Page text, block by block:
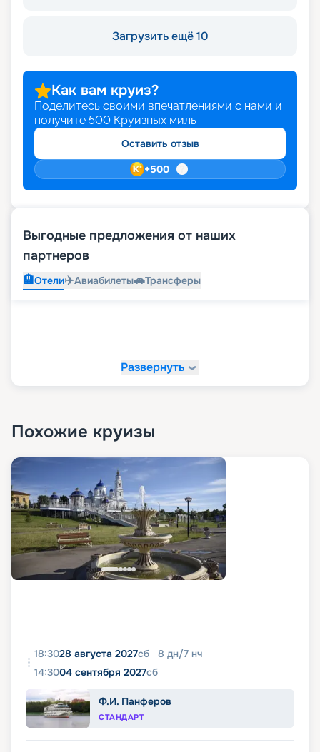
Загрузить ещё 10
Как вам круиз?
Поделитесь своими впечатлениями с нами и
получите 500 Круизных миль
Оставить отзыв
+500
Выгодные предложения от наших
партнеров
🏨Отели✈️Авиабилеты🚗Трансферы
Развернуть
Похожие круизы
18:3028 августа 2027сб 8 дн/7 нч
14:3004 сентября 2027сб
Ф.И. Панферов
СТАНДАРТ